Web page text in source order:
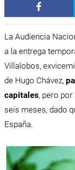
La Audiencia
a la entrega
Villalobos,
de Hugo Chávez,
capitales, pero
seis meses, dado
España.